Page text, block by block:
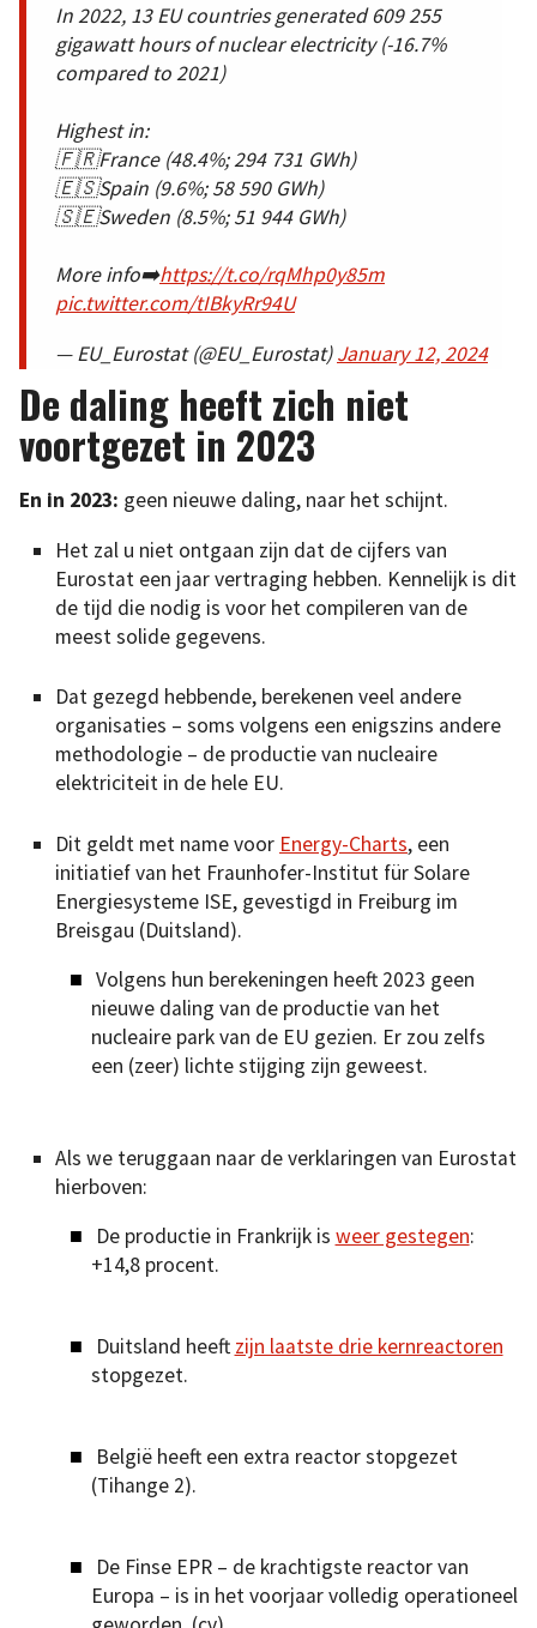
In 2022, 13 EU countries generated 609 255
gigawatt hours of nuclear electricity (-16.7%
compared to 2021)
Highest in:
🇫🇷France (48.4%; 294 731 GWh)
🇪🇸Spain (9.6%; 58 590 GWh)
🇸🇪Sweden (8.5%; 51 944 GWh)
More info➡️https://t.co/rqMhp0y85m
pic.twitter.com/tIBkyRr94U
— EU_Eurostat (@EU_Eurostat)January 12, 2024
De daling heeft zich niet
voortgezet in 2023
En in 2023: geen nieuwe daling, naar het schijnt.
Het zal u niet ontgaan zijn dat de cijfers van
Eurostat een jaar vertraging hebben. Kennelijk is dit
de tijd die nodig is voor het compileren van de
meest solide gegevens.
Dat gezegd hebbende, berekenen veel andere
organisaties – soms volgens een enigszins andere
methodologie – de productie van nucleaire
elektriciteit in de hele EU.
Dit geldt met name voor Energy-Charts, een
initiatief van het Fraunhofer-Institut für Solare
Energiesysteme ISE, gevestigd in Freiburg im
Breisgau (Duitsland).
Volgens hun berekeningen heeft 2023 geen
nieuwe daling van de productie van het
nucleaire park van de EU gezien. Er zou zelfs
een (zeer) lichte stijging zijn geweest.
Als we teruggaan naar de verklaringen van Eurostat
hierboven:
De productie in Frankrijk is weer gestegen:
+14,8 procent.
Duitsland heeft zijn laatste drie kernreactoren
stopgezet.
België heeft een extra reactor stopgezet
(Tihange 2).
De Finse EPR – de krachtigste reactor van
Europa – is in het voorjaar volledig operationeel